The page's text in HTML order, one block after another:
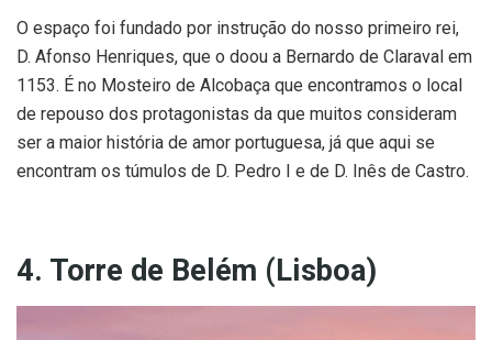
O espaço foi fundado por instrução do nosso primeiro rei,
D. Afonso Henriques, que o doou a Bernardo de Claraval em
1153. É no Mosteiro de Alcobaça que encontramos o local
de repouso dos protagonistas da que muitos consideram
ser a maior história de amor portuguesa, já que aqui se
encontram os túmulos de D. Pedro I e de D. Inês de Castro.
4. Torre de Belém (Lisboa)